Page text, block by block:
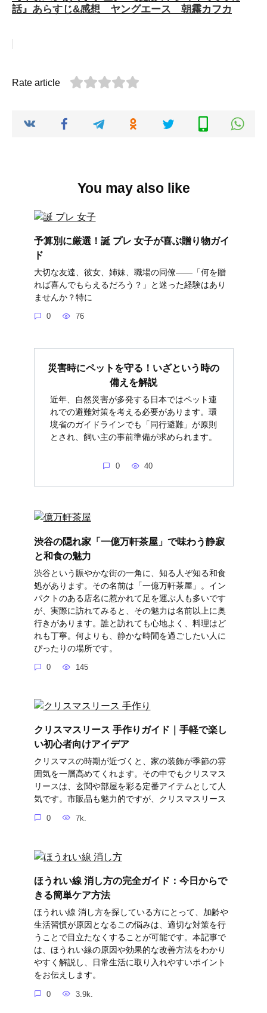
話』あらすじ&感想 ヤングエース 朝霧カフカ
Rate article
You may also like
予算別に厳選！誕 プレ 女子が喜ぶ贈り物ガイ
ド
大切な友達、彼女、姉妹、職場の同僚――「何を贈
れば喜んでもらえるだろう？」と迷った経験はあり
ませんか？特に
0 76
災害時にペットを守る！いざという時の
備えを解説
近年、自然災害が多発する日本ではペット連
れでの避難対策を考える必要があります。環
境省のガイドラインでも「同行避難」が原則
とされ、飼い主の事前準備が求められます。
0 40
渋谷の隠れ家「一億万軒茶屋」で味わう静寂
と和食の魅力
渋谷という賑やかな街の一角に、知る人ぞ知る和食
処があります。その名前は「一億万軒茶屋」。イン
パクトのある店名に惹かれて足を運ぶ人も多いです
が、実際に訪れてみると、その魅力は名前以上に奥
行きがあります。誰と訪れても心地よく、料理はど
れも丁寧。何よりも、静かな時間を過ごしたい人に
ぴったりの場所です。
0 145
クリスマスリース 手作りガイド｜手軽で楽し
い初心者向けアイデア
クリスマスの時期が近づくと、家の装飾が季節の雰
囲気を一層高めてくれます。その中でもクリスマス
リースは、玄関や部屋を彩る定番アイテムとして人
気です。市販品も魅力的ですが、クリスマスリース
0 7k.
ほうれい線 消し方の完全ガイド：今日からで
きる簡単ケア方法
ほうれい線 消し方を探している方にとって、加齢や
生活習慣が原因となるこの悩みは、適切な対策を行
うことで目立たなくすることが可能です。本記事で
は、ほうれい線の原因や効果的な改善方法をわかり
やすく解説し、日常生活に取り入れやすいポイント
をお伝えします。
0 3.9k.